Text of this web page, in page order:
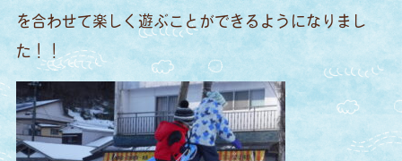
を合わせて楽しく遊ぶことができるようになりまし
た！！